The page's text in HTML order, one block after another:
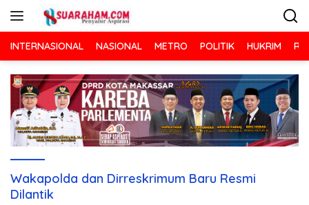
INTERNASIONAL NASIONAL METRO POLITIK HUKRIM
Wakapolda dan Dirreskrimum Baru Resmi
Dilantik